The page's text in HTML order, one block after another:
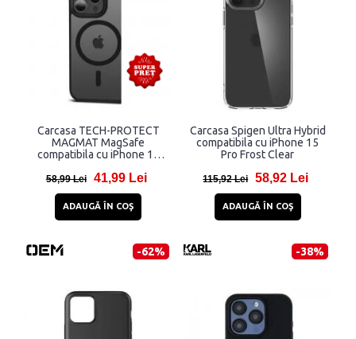
Carcasa TECH-PROTECT
MAGMAT MagSafe
compatibila cu iPhone 15
58,99 Lei 41,99 Lei
ADAUGĂ ÎN COŞ
Carcasa Spigen Ultra Hybrid
compatibila cu iPhone 15
Pro Frost Clear
115,92 Lei 58,92 Lei
ADAUGĂ ÎN COŞ
-62% -38%